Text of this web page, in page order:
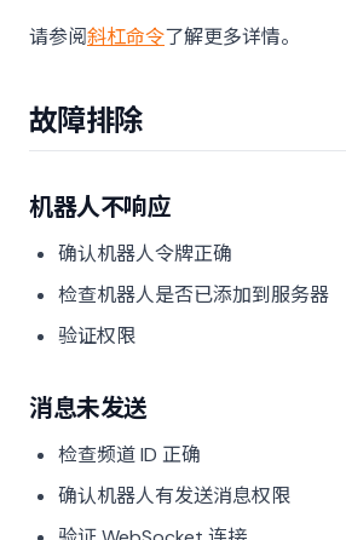
请参阅斜杠命令了解更多详情。
故障排除
机器人不响应
确认机器人令牌正确
检查机器人是否已添加到服务器
验证权限
消息未发送
检查频道 ID 正确
确认机器人有发送消息权限